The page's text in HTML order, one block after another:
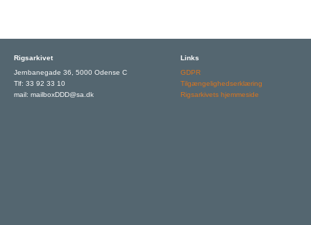
Rigsarkivet
Jernbanegade 36, 5000 Odense C
Tlf: 33 92 33 10
mail: mailboxDDD@sa.dk
Links
GDPR
Tilgængelighedserklæring
Rigsarkivets hjemmeside